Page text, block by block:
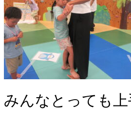
みんなとっても